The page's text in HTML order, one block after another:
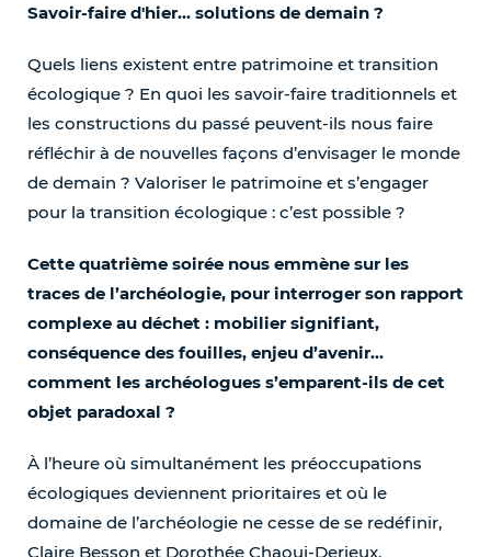
Savoir-faire d'hier... solutions de demain ?
Quels liens existent entre patrimoine et transition
écologique ? En quoi les savoir-faire traditionnels et
les constructions du passé peuvent-ils nous faire
réfléchir à de nouvelles façons d’envisager le monde
de demain ? Valoriser le patrimoine et s’engager
pour la transition écologique : c’est possible ?
Cette quatrième soirée nous emmène sur les
traces de l’archéologie, pour interroger son rapport
complexe au déchet : mobilier signifiant,
conséquence des fouilles, enjeu d’avenir…
comment les archéologues s’emparent-ils de cet
objet paradoxal ?
À l’heure où simultanément les préoccupations
écologiques deviennent prioritaires et où le
domaine de l’archéologie ne cesse de se redéfinir,
Claire Besson et Dorothée Chaoui-Derieux,